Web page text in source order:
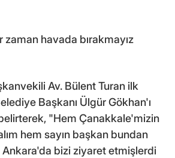
zaman havada bırakmayız
Av. Bülent Turan ilk
Başkanı Ülgür Gökhan'ı
"Hem Çanakkale'mizin
hem sayın başkan bundan
bizi ziyaret etmişlerdi